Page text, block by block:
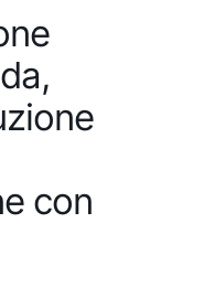
con